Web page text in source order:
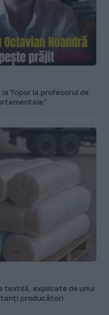
Topor la profesorul de
textilă, explicate de unul
producători